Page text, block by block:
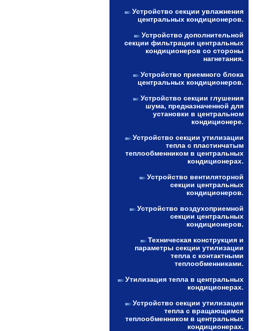
Устройство секции увлажнения
центральных кондиционеров.
Устройство дополнительной
секции фильтрации центральных
кондиционеров со стороны
нагнетания.
Устройство приемного блока
центральных кондиционеров.
Устройство секции глушения
шума, предназначенной для
установки в центральном
кондиционере.
Устройство секции утилизации
тепла с пластинчатым
теплообменником в центральных
кондиционерах.
Устройство вентиляторной
секции центральных
кондиционеров.
Устройство воздухоприемной
секции центральных
кондиционеров.
Техническая конструкция и
параметры секции утилизации
тепла с контактными
теплообменниками.
Утилизация тепла в центральных
кондиционерах.
Устройство секции утилизации
тепла с вращающимся
теплообменником в центральных
кондиционерах.